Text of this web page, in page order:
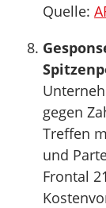
Quelle:
gegen
Treffen
und
Frontal